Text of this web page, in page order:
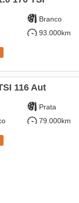
Branco
93.000km
116 Aut
Prata
79.000km